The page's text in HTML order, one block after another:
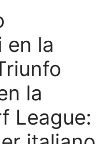
en la
la
League: